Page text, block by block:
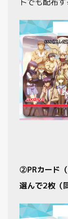
②PRカード
選んで2枚（